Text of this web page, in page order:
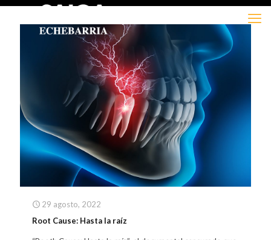
29 agosto, 2022
Root Cause: Hasta la raíz